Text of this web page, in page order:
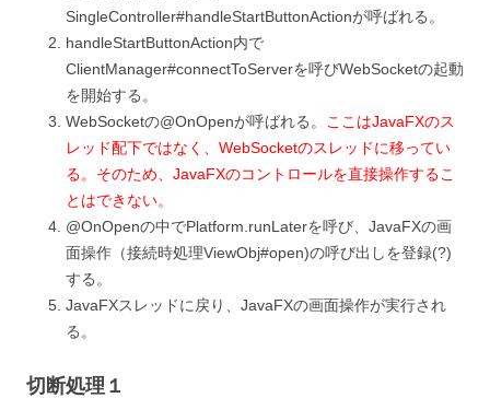
SingleController#handleStartButtonActionが呼ばれる。
handleStartButtonAction内で
ClientManager#connectToServerを呼びWebSocketの起動
を開始する。
WebSocketの@OnOpenが呼ばれる。
ここはJavaFXのス
レッド配下ではなく、WebSocketのスレッドに移ってい
る。そのため、JavaFXのコントロールを直接操作するこ
とはできない。
@OnOpenの中でPlatform.runLaterを呼び、JavaFXの画
面操作（接続時処理ViewObj#open)の呼び出しを登録(?)
する。
JavaFXスレッドに戻り、JavaFXの画面操作が実行され
る。
切断処理１